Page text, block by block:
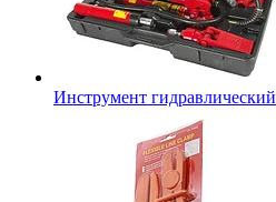
Инструмент гидравлический